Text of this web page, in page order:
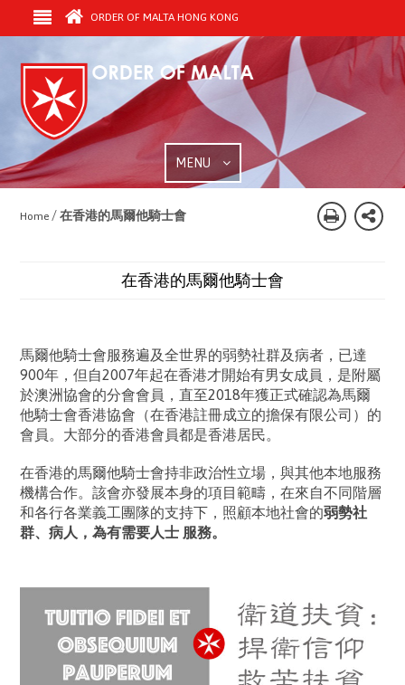
ORDER OF MALTA HONG KONG
MENU
Home /在香港的馬爾他騎士會
在香港的馬爾他騎士會
馬爾他騎士會服務遍及全世界的弱勢社群及病者，已達
900年，但自2007年起在香港才開始有男女成員，是附屬
於澳洲協會的分會會員，直至2018年獲正式確認為馬爾
他騎士會香港協會（在香港註冊成立的擔保有限公司）的
會員。大部分的香港會員都是香港居民。
在香港的馬爾他騎士會持非政治性立場，與其他本地服務
機構合作。該會亦發展本身的項目範疇，在來自不同階層
和各行各業義工團隊的支持下，照顧本地社會的弱勢社
群、病人，為有需要人士 服務。